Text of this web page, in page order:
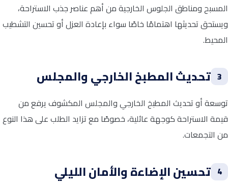
المسبح ومناطق الجلوس الخارجية من أهم عناصر جذب الاستراحة،
ويستحق تحديثها اهتمامًا خاصًا سواء بإعادة العزل أو تحسين التشطيب
المحيط.
3 تحديث المطبخ الخارجي والمجلس
توسعة أو تحديث المطبخ الخارجي والمجلس المكشوف يرفع من
قيمة الاستراحة كوجهة عائلية، خصوصًا مع تزايد الطلب على هذا النوع
من التجمعات.
4 تحسين الإضاءة والأمان الليلي